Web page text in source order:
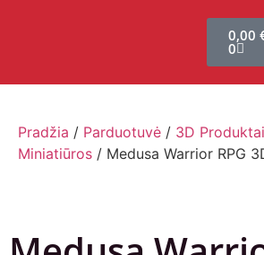
0,00
0
Pradžia / Parduotuvė / 3D Produktai
Miniatiūros / Medusa Warrior RPG